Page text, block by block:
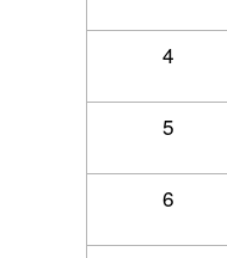
4
5
6